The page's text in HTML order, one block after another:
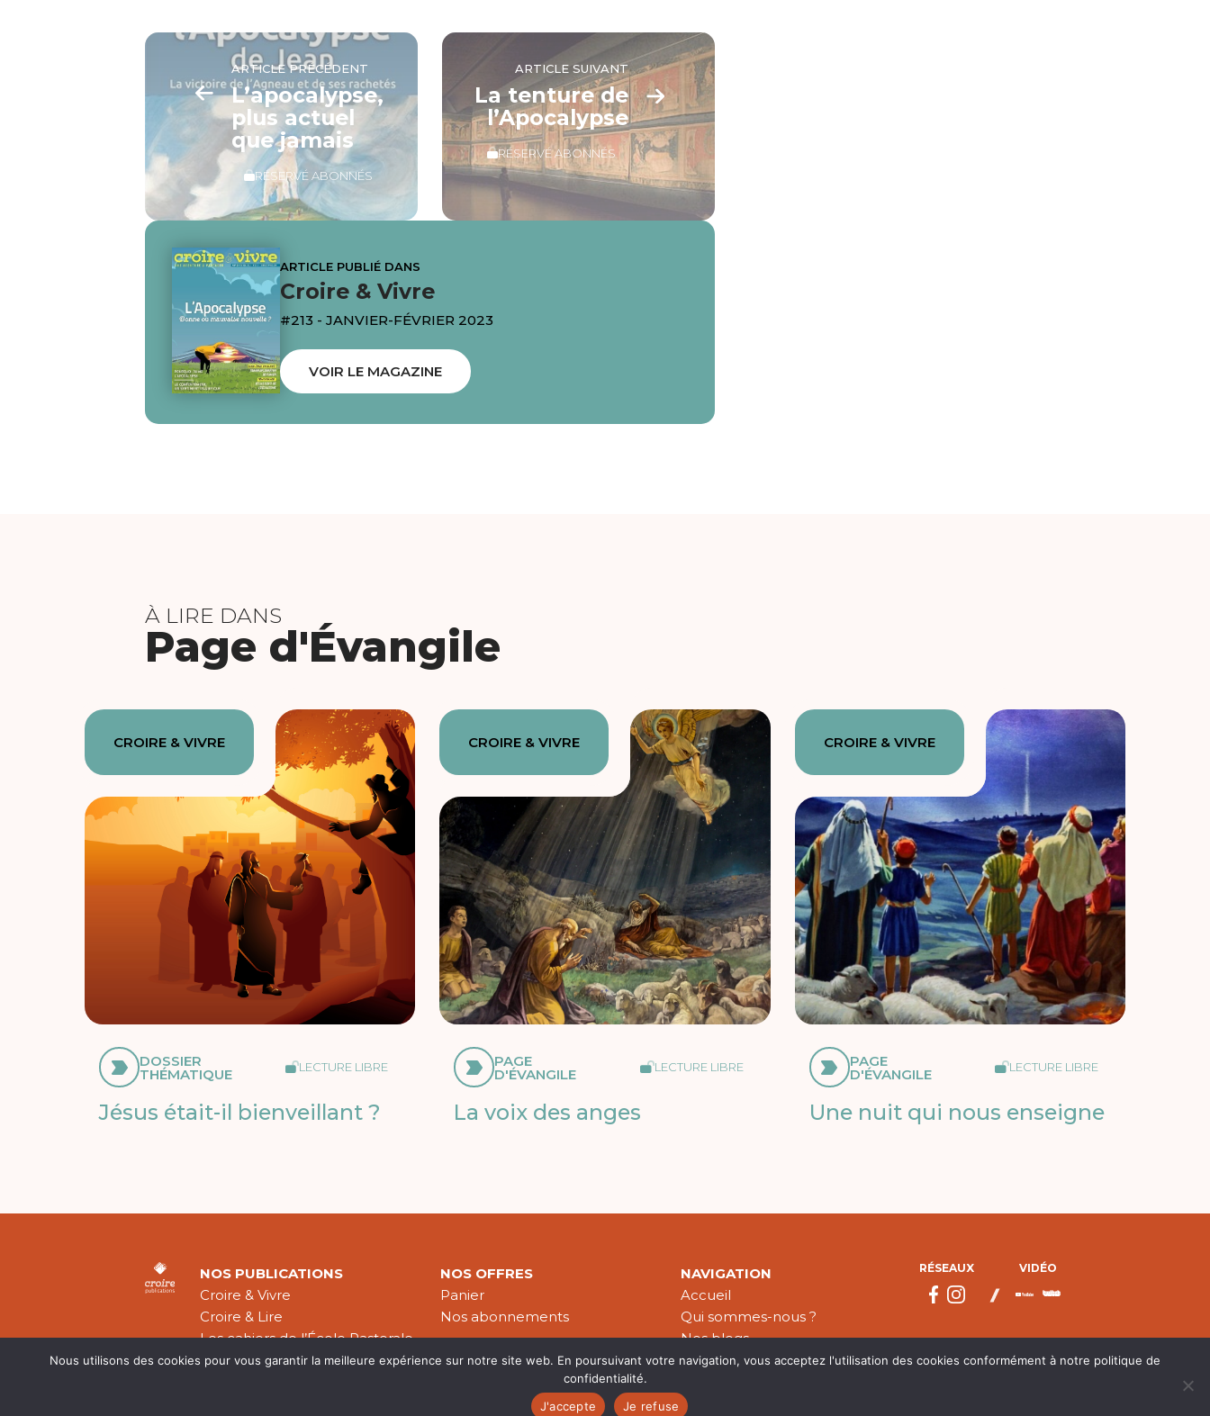
ARTICLE PRÉCÉDENT
L’apocalypse,
plus actuel
que jamais
RÉSERVÉ ABONNÉS
ARTICLE SUIVANT
La tenture de
l’Apocalypse
RÉSERVÉ ABONNÉS
ARTICLE PUBLIÉ DANS
Croire & Vivre
#213 - JANVIER-FÉVRIER 2023
VOIR LE MAGAZINE
À LIRE DANS
Page d'Évangile
CROIRE & VIVRE
DOSSIER
THÉMATIQUE LECTURE LIBRE
Jésus était-il bienveillant ?
CROIRE & VIVRE
PAGE
D'ÉVANGILE LECTURE LIBRE
La voix des anges
CROIRE & VIVRE
PAGE
D'ÉVANGILE LECTURE LIBRE
Une nuit qui nous enseigne
NOS PUBLICATIONS
Croire & Vivre
Croire & Lire
Les cahiers de l’École Pastorale
Théologie Évangélique
NOS OFFRES
Panier
Nos abonnements
NAVIGATION
Accueil
Qui sommes-nous ?
Nos blogs
Nos publications
RÉSEAUX VIDÉO
Nous utilisons des cookies pour vous garantir la meilleure expérience sur notre site web. En poursuivant votre navigation, vous acceptez l'utilisation des cookies conformément à notre politique de
confidentialité.
J'accepte
Je refuse